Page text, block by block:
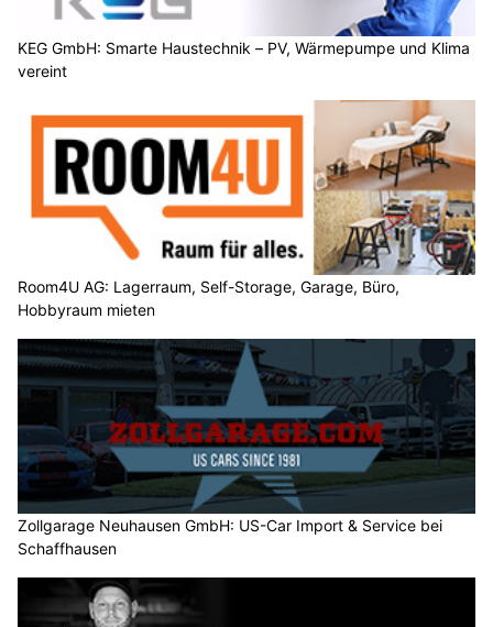
KEG GmbH: Smarte Haustechnik – PV, Wärmepumpe und Klima
vereint
Room4U AG: Lagerraum, Self-Storage, Garage, Büro,
Hobbyraum mieten
Zollgarage Neuhausen GmbH: US-Car Import & Service bei
Schaffhausen